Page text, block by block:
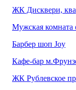
ЖК Дисквери,
Мужская комната
Барбер шоп Joy
Кафе-бар
ЖК Рублевское